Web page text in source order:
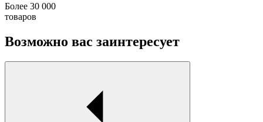
Более 30 000
товаров
Возможно вас заинтересует